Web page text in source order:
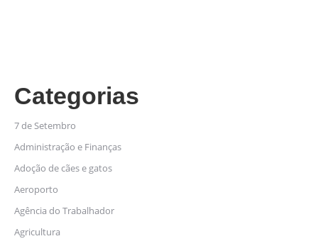
Categorias
7 de Setembro
Administração e Finanças
Adoção de cães e gatos
Aeroporto
Agência do Trabalhador
Agricultura